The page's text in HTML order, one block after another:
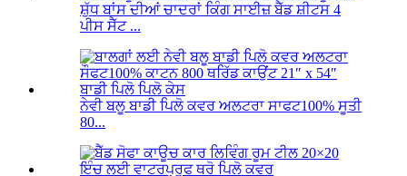
ਸ਼ੁੱਧ ਬਾਂਸ ਦੀਆਂ ਚਾਦਰਾਂ ਕਿੰਗ ਸਾਈਜ਼ ਬੈੱਡ ਸ਼ੀਟਸ 4
ਪੀਸ ਸੈੱਟ ...
ਨੇਵੀ ਬਲੂ ਬਾਡੀ ਪਿਲੋ ਕਵਰ ਅਲਟਰਾ ਸਾਫਟ100% ਸੂਤੀ
80...